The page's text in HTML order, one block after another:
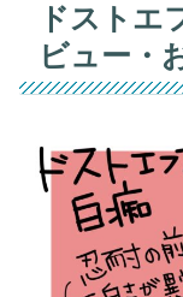
ドストエ
ビュー・